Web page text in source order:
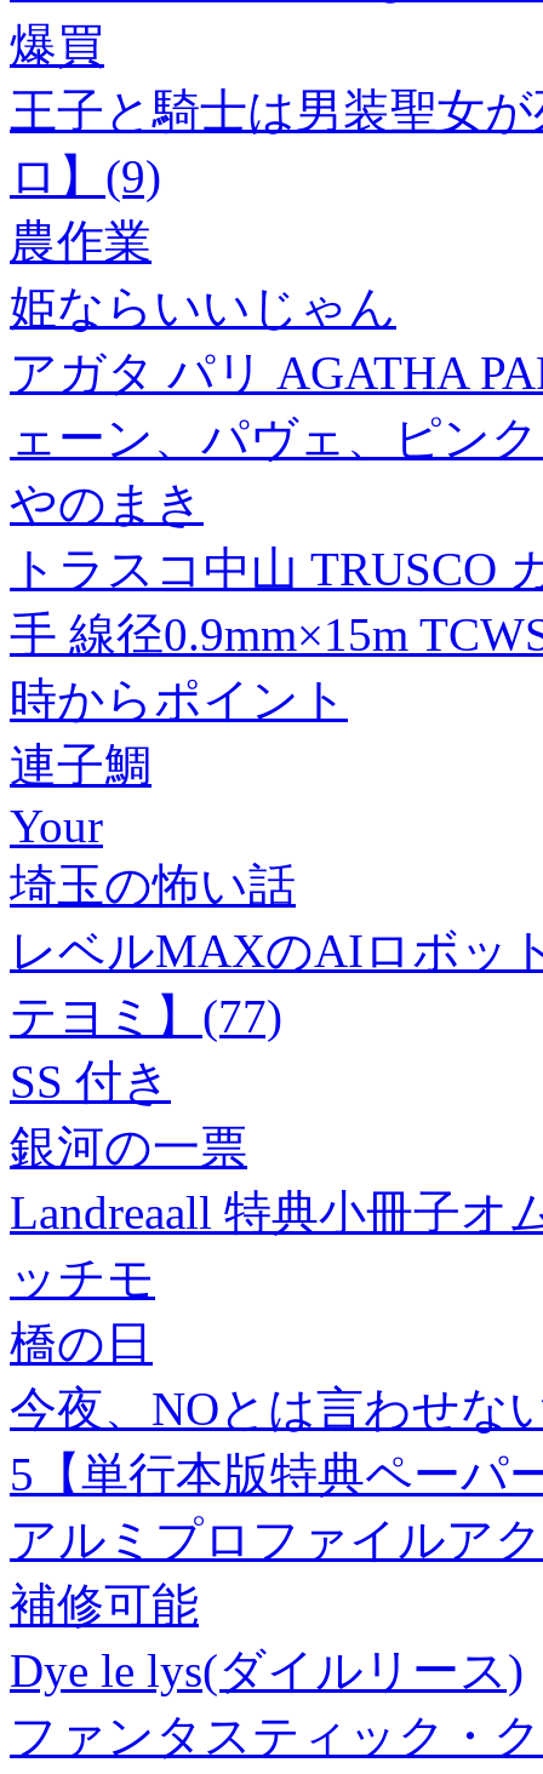
爆買
王子と騎士は男装聖女
ロ】(9)
農作業
姫ならいいじゃん
アガタ パリ AGATHA
ェーン、パヴェ、ピン
やのまき
トラスコ中山 TRUSCO
手 線径0.9mm×15m
時からポイント
連子鯛
Your
埼玉の怖い話
レベルMAXのAIロボッ
テヨミ】(77)
SS 付き
銀河の一票
Landreaall 特典小冊子
ッチモ
橋の日
今夜、NOとは言わせな
5【単行本版特典ペーパ
アルミプロファイルア
補修可能
Dye le lys(ダイルリース)
ファンタスティック・